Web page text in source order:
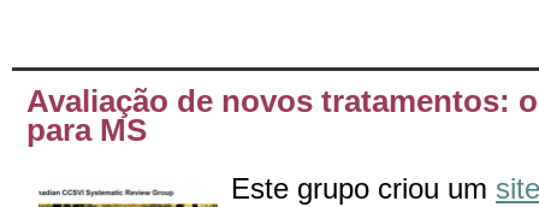
Avaliação de novos tratamentos:
para MS
Este grupo criou um